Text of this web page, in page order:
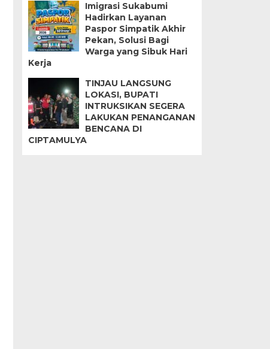
Imigrasi Sukabumi
Hadirkan Layanan
Paspor Simpatik Akhir
Pekan, Solusi Bagi
Warga yang Sibuk Hari
Kerja
TINJAU LANGSUNG
LOKASI, BUPATI
INTRUKSIKAN SEGERA
LAKUKAN PENANGANAN
BENCANA DI
CIPTAMULYA